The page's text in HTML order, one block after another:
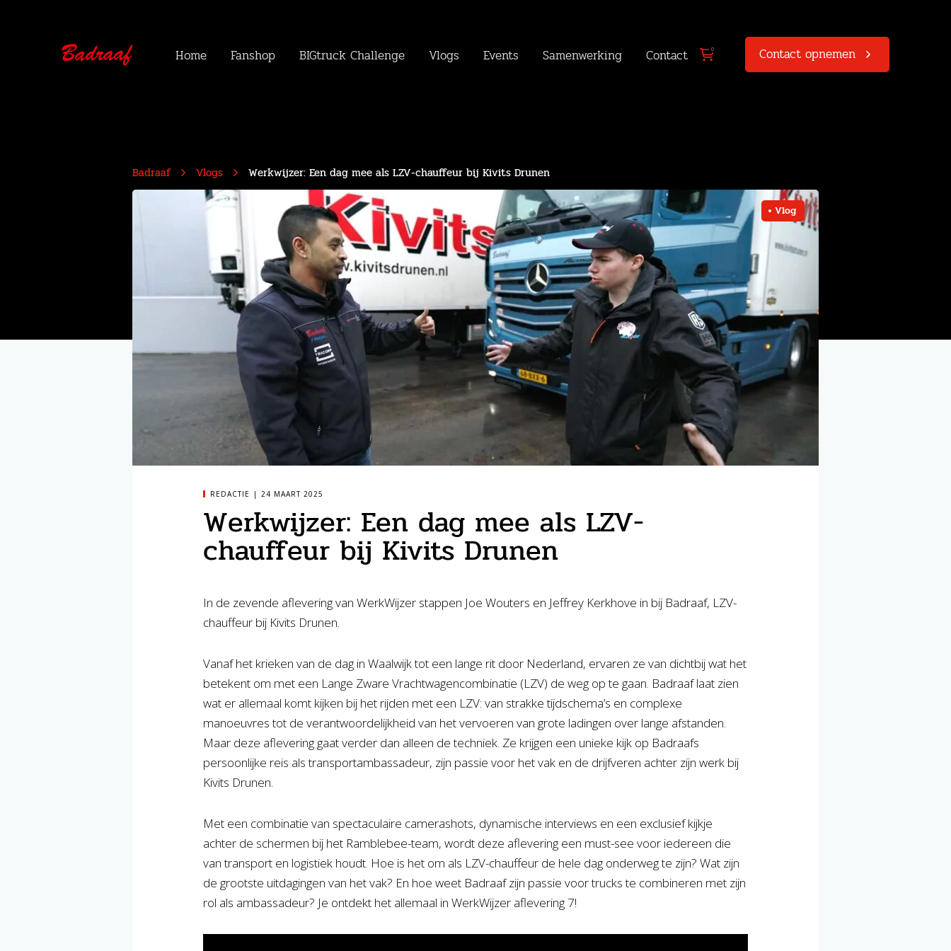
Home Fanshop BIGtruck Challenge Vlogs Events Samenwerking Contact 0 Contact opnemen
Badraaf Vlogs Werkwijzer: Een dag mee als LZV-chauffeur bij Kivits Drunen
Vlog
REDACTIE 24 MAART 2025
Werkwijzer: Een dag mee als LZV-
chauffeur bij Kivits Drunen
In de zevende aflevering van WerkWijzer stappen Joe Wouters en Jeffrey Kerkhove in bij Badraaf, LZV-
chauffeur bij Kivits Drunen.
Vanaf het krieken van de dag in Waalwijk tot een lange rit door Nederland, ervaren ze van dichtbij wat het
betekent om met een Lange Zware Vrachtwagencombinatie (LZV) de weg op te gaan. Badraaf laat zien
wat er allemaal komt kijken bij het rijden met een LZV: van strakke tijdschema’s en complexe
manoeuvres tot de verantwoordelijkheid van het vervoeren van grote ladingen over lange afstanden.
Maar deze aflevering gaat verder dan alleen de techniek. Ze krijgen een unieke kijk op Badraafs
persoonlijke reis als transportambassadeur, zijn passie voor het vak en de drijfveren achter zijn werk bij
Kivits Drunen.
Met een combinatie van spectaculaire camerashots, dynamische interviews en een exclusief kijkje
achter de schermen bij het Ramblebee-team, wordt deze aflevering een must-see voor iedereen die
van transport en logistiek houdt. Hoe is het om als LZV-chauffeur de hele dag onderweg te zijn? Wat zijn
de grootste uitdagingen van het vak? En hoe weet Badraaf zijn passie voor trucks te combineren met zijn
rol als ambassadeur? Je ontdekt het allemaal in WerkWijzer aflevering 7!